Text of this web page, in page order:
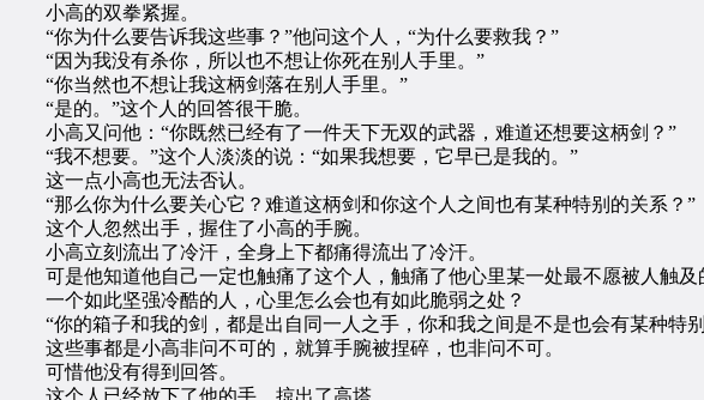
小高的双拳紧握。
“你为什么要告诉我这些事？”他问这个人，“为什么要救我？”
“因为我没有杀你，所以也不想让你死在别人手里。”
“你当然也不想让我这柄剑落在别人手里。”
“是的。”这个人的回答很干脆。
小高又问他：“你既然已经有了一件天下无双的武器，难道还想要这柄剑？”
“我不想要。”这个人淡淡的说：“如果我想要，它早已是我的。”
这一点小高也无法否认。
“那么你为什么要关心它？难道这柄剑和你这个人之间也有某种特别的关系？”
这个人忽然出手，握住了小高的手腕。
小高立刻流出了冷汗，全身上下都痛得流出了冷汗。
可是他知道他自己一定也触痛了这个人，触痛了他心里某一处最不愿被人触及
一个如此坚强冷酷的人，心里怎么会也有如此脆弱之处？
“你的箱子和我的剑，都是出自同一人之手，你和我之间是不是也会有某种特
这些事都是小高非问不可的，就算手腕被捏碎，也非问不可。
可惜他没有得到回答。
这个人已经放下了他的手，掠出了高塔。